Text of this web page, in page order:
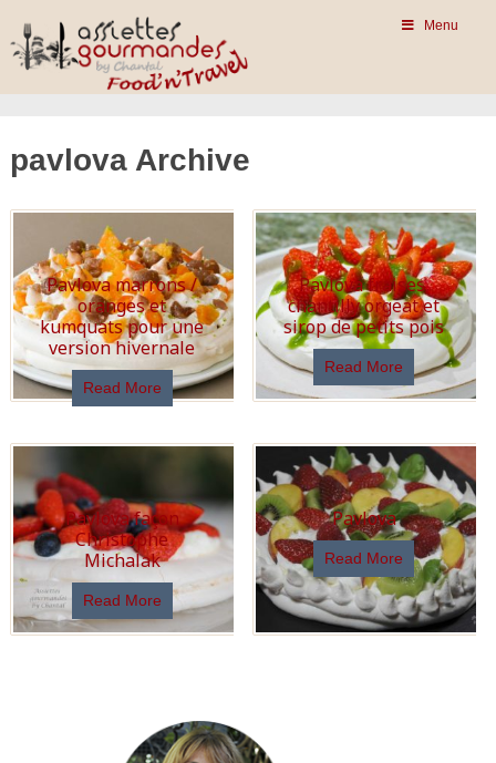
Menu
pavlova Archive
Pavlova marrons /
oranges et
kumquats pour une
version hivernale
Read More
Pavlova fraises,
chantilly orgeat et
sirop de petits pois
Read More
Pavlova façon
Christophe
Michalak
Read More
Pavlova
Read More